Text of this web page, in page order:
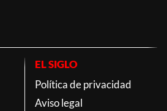
EL SIGLO
Política de privacidad
Aviso legal